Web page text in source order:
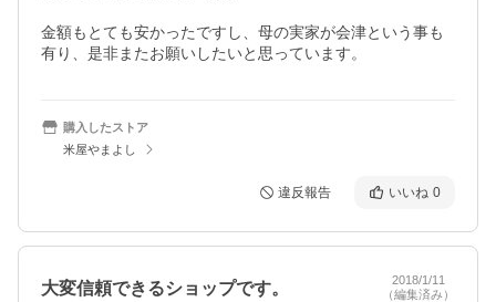
金額もとても安かったですし、母の実家が会津という事も
有り、是非またお願いしたいと思っています。
購入したストア
米屋やまよし
違反報告 いいね 0
大変信頼できるショップです。
2018/1/11
（編集済み）